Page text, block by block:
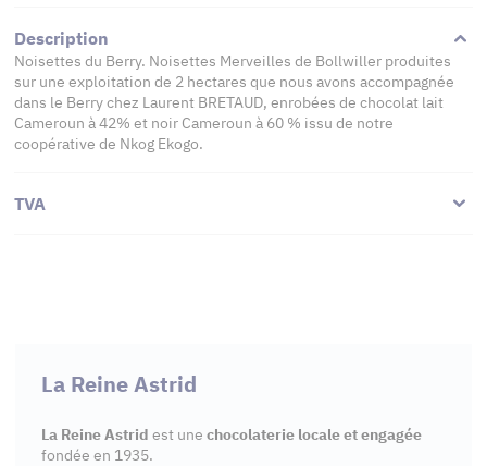
Description
Noisettes du Berry. Noisettes Merveilles de Bollwiller produites
sur une exploitation de 2 hectares que nous avons accompagnée
dans le Berry chez Laurent BRETAUD, enrobées de chocolat lait
Cameroun à 42% et noir Cameroun à 60 % issu de notre
coopérative de Nkog Ekogo.
TVA
La Reine Astrid
La Reine Astrid est une chocolaterie locale et engagée
fondée en 1935.